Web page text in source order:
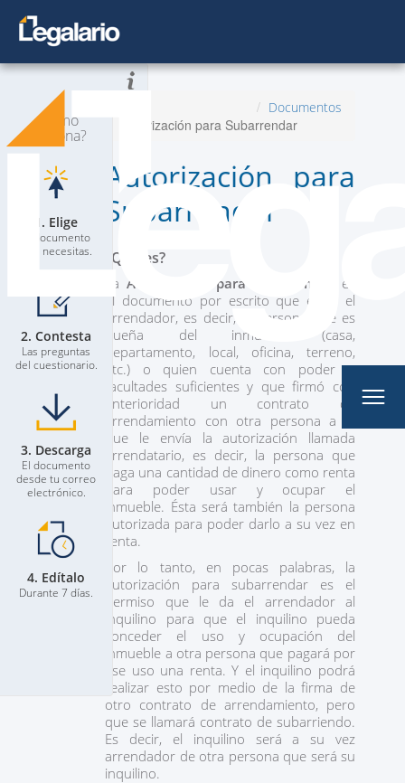
Todos los Documentos
Planes Nuevo
Contacta a un Abogado
Mi Perfil
¿Cómo
funciona?
1. Elige
El documento
que necesitas.
2. Contesta
Las preguntas
del cuestionario.
3. Descarga
El documento
desde tu correo
electrónico.
4. Edítalo
Durante 7 días.
Documentos
Autorización para Subarrendar
Autorización para
Subarrendar
¿Qué es?
La Autorización para Subarrendar
es
el documento por escrito que envía el
arrendador, es decir, la persona que es
dueña del inmueble (casa,
departamento, local, oficina, terreno,
etc.) o quien cuenta con poder o
facultades suficientes y que firmó con
anterioridad un contrato de
arrendamiento con otra persona a la
que le envía la autorización llamada
arrendatario, es decir, la persona que
paga una cantidad de dinero como renta
para poder usar y ocupar el
inmueble. Ésta será también la persona
autorizada para poder darlo a su vez en
renta.
Por lo tanto, en pocas palabras, la
autorización para subarrendar es el
permiso que le da el arrendador al
inquilino para que el inquilino pueda
conceder el uso y ocupación del
inmueble a otra persona que pagará por
ese uso una renta. Y el inquilino podrá
realizar esto por medio de la firma de
otro contrato de arrendamiento, pero
que se llamará contrato de subarriendo.
Es decir, el inquilino será a su vez
arrendador de otra persona que será su
inquilino.